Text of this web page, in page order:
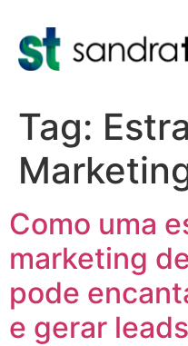
Tag:
Como uma
marketing
pode
e gerar leads